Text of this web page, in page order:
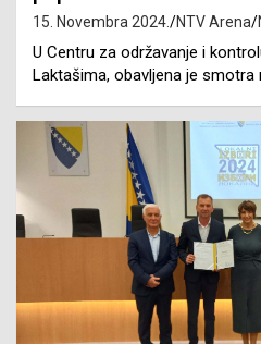
15. Novembra 2024. NTV Arena
U Centru za održavanje i
Laktašima, obavljena je smotra